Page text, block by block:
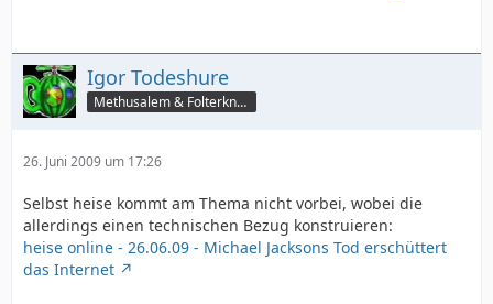
Igor Todeshure
Methusalem & Folterknecht
26. Juni 2009 um 17:26
Selbst heise kommt am Thema nicht vorbei, wobei die
allerdings einen technischen Bezug konstruieren:
heise online - 26.06.09 - Michael Jacksons Tod erschüttert
das Internet